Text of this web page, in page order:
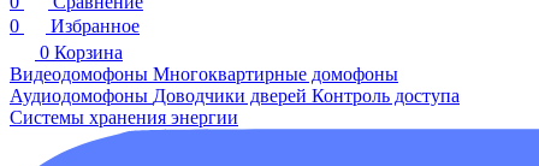
0
Избранное
0 Корзина
Видеодомофоны Многоквартирные домофоны
Аудиодомофоны Доводчики дверей Контроль доступа
Системы хранения энергии